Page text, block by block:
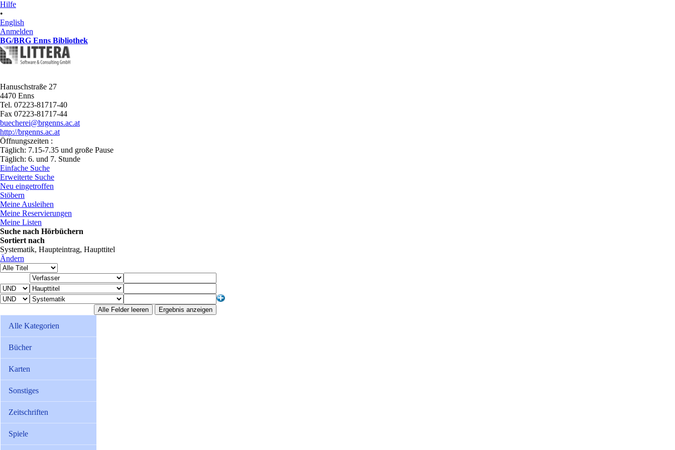
Hilfe
•
English
Anmelden
BG/BRG Enns Bibliothek
Hanuschstraße 27
4470 Enns
Tel. 07223-81717-40
Fax 07223-81717-44
buecherei@brgenns.ac.at
http://brgenns.ac.at
Öffnungszeiten :
Täglich: 7.15-7.35 und große Pause
Täglich: 6. und 7. Stunde
Einfache Suche
Erweiterte Suche
Neu eingetroffen
Stöbern
Meine Ausleihen
Meine Reservierungen
Meine Listen
Suche nach Hörbüchern
Sortiert nach
Systematik, Haupteintrag, Haupttitel
Ändern
Alle Kategorien
Bücher
Karten
Sonstiges
Zeitschriften
Spiele